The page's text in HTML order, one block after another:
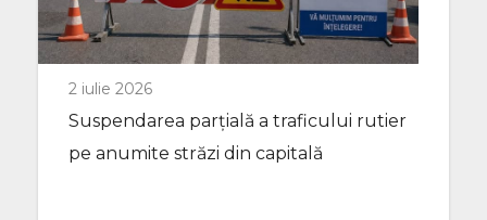
2 iulie 2026
Suspendarea parțială a traficului rutier
pe anumite străzi din capitală